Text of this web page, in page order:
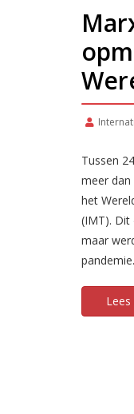
Tussen
meer
het
(IMT). Dit
maar
pandemie.